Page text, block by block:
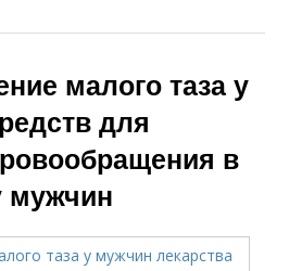
малого таза у
для
в
мужчин